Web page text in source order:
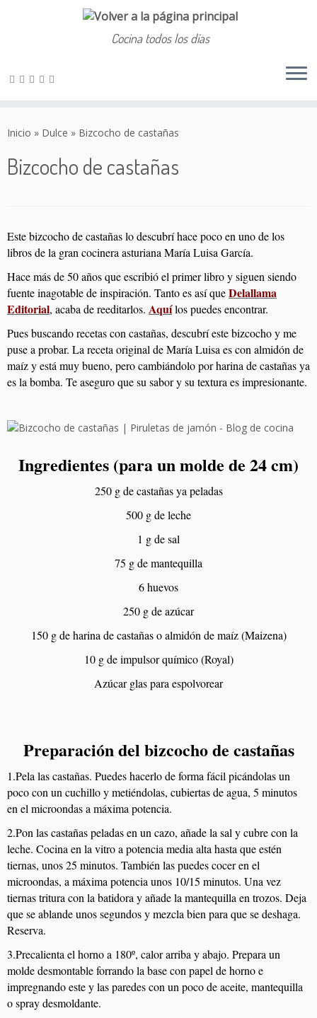
Cocina todos los días
Inicio » Dulce » Bizcocho de castañas
Bizcocho de castañas
Este bizcocho de castañas lo descubrí hace poco en uno de los
libros de la gran cocinera asturiana María Luisa García.
Hace más de 50 años que escribió el primer libro y siguen siendo
fuente inagotable de inspiración. Tanto es así queDelallama
Editorial, acaba de reeditarlos. Aquílos puedes encontrar.
Pues buscando recetas con castañas, descubrí este bizcocho y me
puse a probar. La receta original de María Luisa es con almidón de
maíz y está muy bueno, pero cambiándolo por harina de castañas ya
es la bomba. Te aseguro que su sabor y su textura es impresionante.
Ingredientes (para un molde de 24 cm)
250 g de castañas ya peladas
500 g de leche
1 g de sal
75 g de mantequilla
6 huevos
250 g de azúcar
150 g de harina de castañas o almidón de maíz (Maizena)
10 g de impulsor químico (Royal)
Azúcar glas para espolvorear
Preparación del bizcocho de castañas
1.Pela las castañas. Puedes hacerlo de forma fácil picándolas un
poco con un cuchillo y metiéndolas, cubiertas de agua, 5 minutos
en el microondas a máxima potencia.
2.Pon las castañas peladas en un cazo, añade la sal y cubre con la
leche. Cocina en la vitro a potencia media alta hasta que estén
tiernas, unos 25 minutos. También las puedes cocer en el
microondas, a máxima potencia unos 10/15 minutos. Una vez
tiernas tritura con la batidora y añade la mantequilla en trozos. Deja
que se ablande unos segundos y mezcla bien para que se deshaga.
Reserva.
3.Precalienta el horno a 180º, calor arriba y abajo. Prepara un
molde desmontable forrando la base con papel de horno e
impregnando este y las paredes con un poco de aceite, mantequilla
o spray desmoldante.